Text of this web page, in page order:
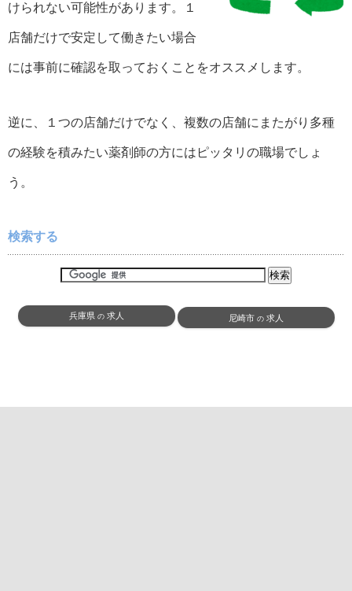
けられない可能性があります。１
店舗だけで安定して働きたい場合
には事前に確認を取っておくことをオススメします。
逆に、１つの店舗だけでなく、複数の店舗にまたがり多種
の経験を積みたい薬剤師の方にはピッタリの職場でしょ
う。
検索する
兵庫県の 求人 尼崎市の 求人